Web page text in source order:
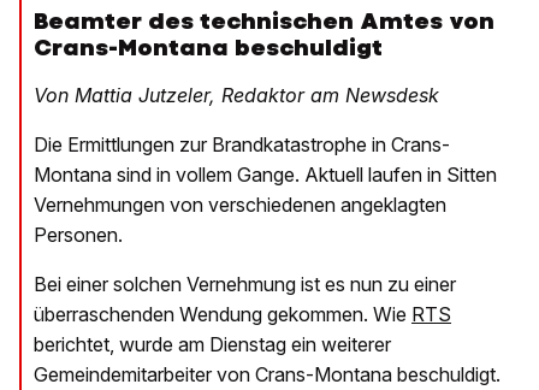
Beamter des technischen Amtes von
Crans-Montana beschuldigt
Von Mattia Jutzeler, Redaktor am Newsdesk
Die Ermittlungen zur Brandkatastrophe in Crans-
Montana sind in vollem Gange. Aktuell laufen in Sitten
Vernehmungen von verschiedenen angeklagten
Personen.
Bei einer solchen Vernehmung ist es nun zu einer
überraschenden Wendung gekommen. Wie RTS
berichtet, wurde am Dienstag ein weiterer
Gemeindemitarbeiter von Crans-Montana beschuldigt.